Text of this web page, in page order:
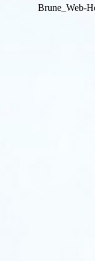
Brune_Web-